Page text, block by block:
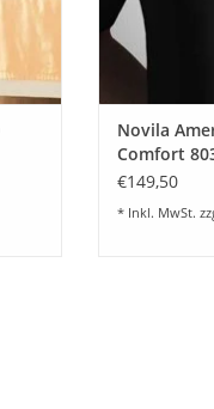
Novila
Comfort
€149,50
* Inkl. MwSt.